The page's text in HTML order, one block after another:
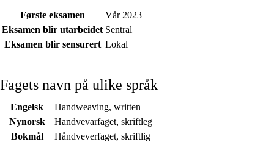
Første eksamen
Vår 2023
Eksamen blir utarbeidet Sentral
Eksamen blir sensurert Lokal
Fagets navn på ulike språk
Engelsk
Handweaving, written
Nynorsk
Handvevarfaget, skriftleg
Bokmål
Håndveverfaget, skriftlig